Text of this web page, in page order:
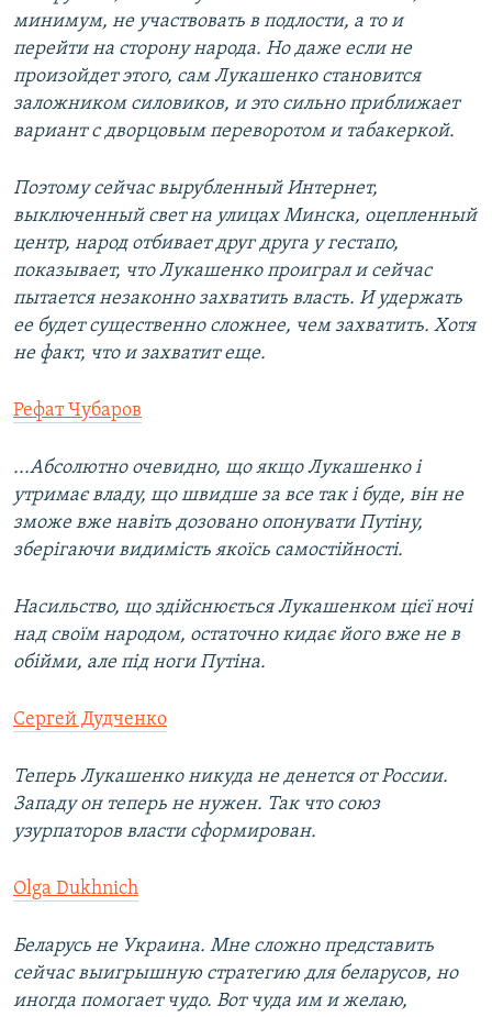
минимум, не участвовать в подлости, а то и
перейти на сторону народа. Но даже если не
произойдет этого, сам Лукашенко становится
заложником силовиков, и это сильно приближает
вариант с дворцовым переворотом и табакеркой.
Поэтому сейчас вырубленный Интернет,
выключенный свет на улицах Минска, оцепленный
центр, народ отбивает друг друга у гестапо,
показывает, что Лукашенко проиграл и сейчас
пытается незаконно захватить власть. И удержать
ее будет существенно сложнее, чем захватить. Хотя
не факт, что и захватит еще.
Рефат Чубаров
...Абсолютно очевидно, що якщо Лукашенко і
утримає владу, що швидше за все так і буде, він не
зможе вже навіть дозовано опонувати Путіну,
зберігаючи видимість якоїсь самостійності.
Насильство, що здійснюється Лукашенком цієї ночі
над своїм народом, остаточно кидає його вже не в
обійми, але під ноги Путіна.
Сергей Дудченко
Теперь Лукашенко никуда не денется от России.
Западу он теперь не нужен. Так что союз
узурпаторов власти сформирован.
Olga Dukhnich
Беларусь не Украина. Мне сложно представить
сейчас выигрышную стратегию для беларусов, но
иногда помогает чудо. Вот чуда им и желаю,